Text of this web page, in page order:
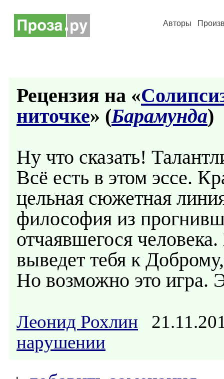
Авторы
Рецензия на «
ниточке» (Барамунда)
Ну что сказать!
Всё есть в этом эссе.
цельная сюжетная
философия из
отчаявшегося
выведет тебя к
Но возможно это игра.
Леонид Рохлин
нарушении